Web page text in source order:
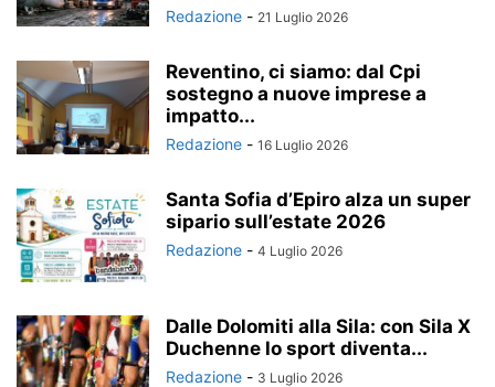
Redazione - 21 Luglio 2026
Reventino, ci siamo: dal Cpi
sostegno a nuove imprese a
impatto...
Redazione - 16 Luglio 2026
Santa Sofia d’Epiro alza un super
sipario sull’estate 2026
Redazione - 4 Luglio 2026
Dalle Dolomiti alla Sila: con Sila X
Duchenne lo sport diventa...
Redazione - 3 Luglio 2026